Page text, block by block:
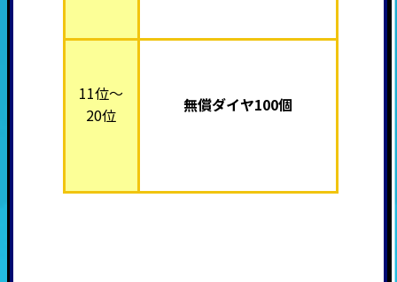
11位～
20位
無償ダイヤ100個